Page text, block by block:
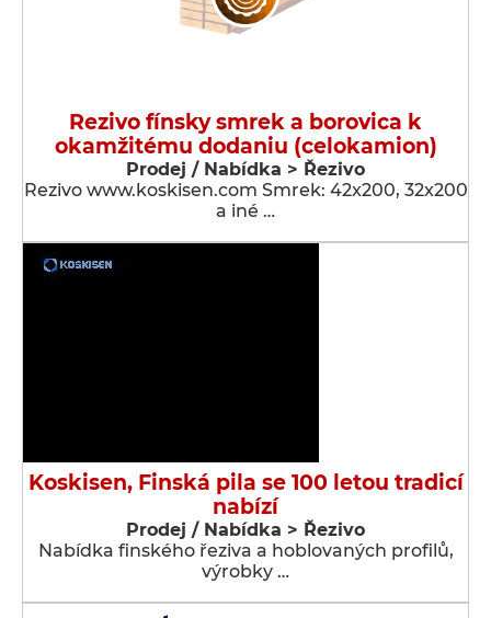
Rezivo fínsky smrek a borovica k
okamžitému dodaniu (celokamion)
Prodej / Nabídka > Řezivo
Rezivo www.koskisen.com Smrek: 42x200, 32x200
a iné …
Koskisen, Finská pila se 100 letou tradicí
nabízí
Prodej / Nabídka > Řezivo
Nabídka finského řeziva a hoblovaných profilů,
výrobky …